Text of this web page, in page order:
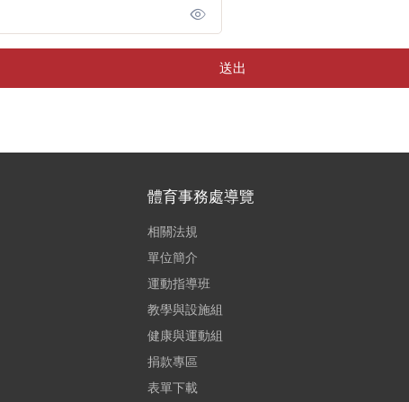
送出
體育事務處導覽
相關法規
單位簡介
運動指導班
教學與設施組
健康與運動組
捐款專區
表單下載